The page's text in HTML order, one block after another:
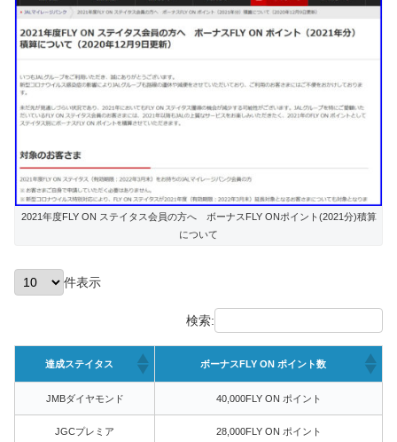
2021年度FLY ON ステイタス会員の方へ ボーナスFLY ONポイント(2021分)積算
について
件表示
検索:
達成ステイタス ボーナスFLY ON ポイント数
JMBダイヤモンド 40,000FLY ON ポイント
JGCプレミア 28,000FLY ON ポイント